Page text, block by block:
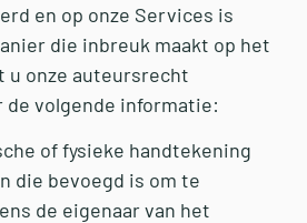
en op onze Services is
die inbreuk maakt op het
onze auteursrecht
volgende informatie:
of fysieke handtekening
die bevoegd is om te
de eigenaar van het